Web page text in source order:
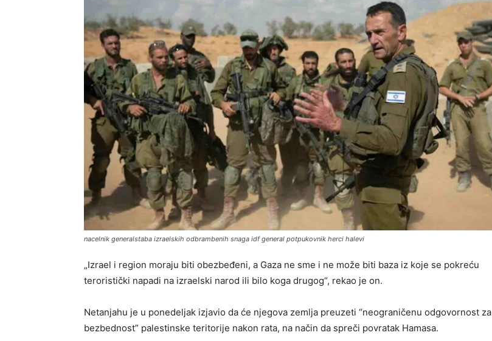
nacelnik generalstaba izraelskih odbrambenih snaga idf general potpukovnik herci halevi
„Izrael i region moraju biti obezbeđeni, a Gaza ne sme i ne može biti baza iz koje se pokreću
teroristički napadi na izraelski narod ili bilo koga drugog“, rekao je on.
Netanjahu je u ponedeljak izjavio da će njegova zemlja preuzeti “neograničenu odgovornost za
bezbednost” palestinske teritorije nakon rata, na način da spreči povratak Hamasa.